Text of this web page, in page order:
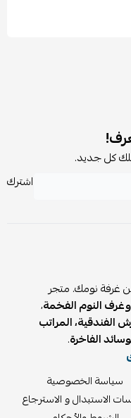
كل جديد.
اشترك
غرفة نومك. متجر
النوم الفخمة،
الفندقية، المراتب
الفاخرة.
سياسة الخصوصية
الاستبدال و الاسترجاع